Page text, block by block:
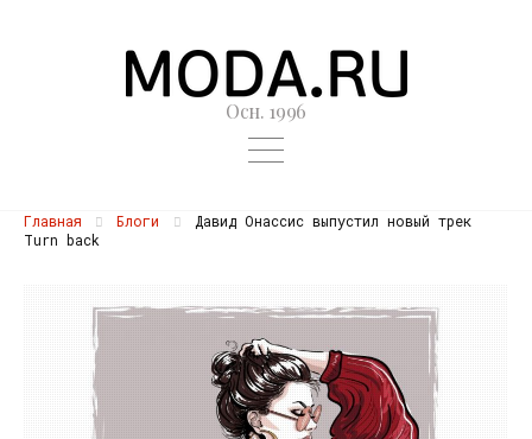
Осн. 1996
Главная Блоги
Давид Онассис выпустил новый трек
Turn back